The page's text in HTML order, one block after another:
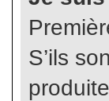
S’ils